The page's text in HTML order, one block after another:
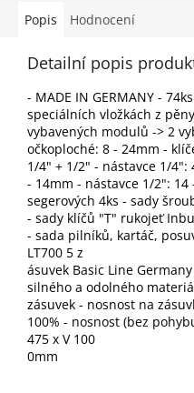
Popis Hodnocení
Detailní popis
- MADE IN GERMANY -
speciálních vložkách z
vybavených modulů -> 2
očkoploché: 8 - 24mm -
1/4" + 1/2" - nástavce 1/4":
- 14mm - nástavce 1/2":
segerových 4ks - sady
- sady klíčů "T" rukojeť
- sada pilníků, kartáč,
LT700 5 z
ásuvek Basic Line
silného a odolného
zásuvek - nosnost na
100% - nosnost (bez
475 x V 100
0mm